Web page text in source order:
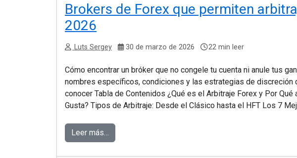
Brokers de Forex que permiten
2026
Luts Sergey 30 de marzo de 2026 22 min leer
Cómo encontrar un bróker que no congele tu cuenta ni anule tus
nombres específicos, condiciones y las estrategias de discreción
conocer Tabla de Contenidos ¿Qué es el Arbitraje Forex y Por
Gusta? Tipos de Arbitraje: Desde el Clásico hasta el HFT Los 7
Leer más…